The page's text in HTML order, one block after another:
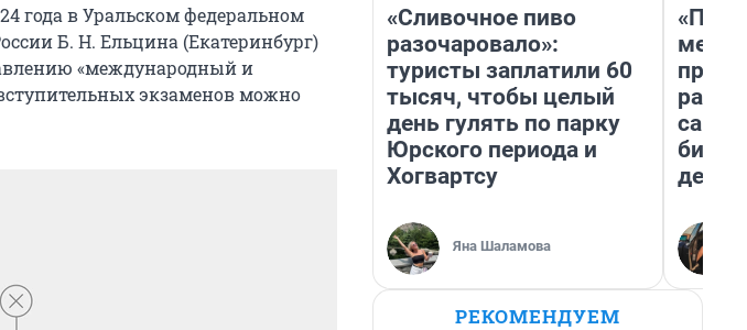
года в Уральском федеральном
Б. Н. Ельцина (Екатеринбург)
«международный и
экзаменов можно
«Сливочное пиво
разочаровало»:
туристы заплатили 60
тысяч, чтобы целый
день гулять по парку
Юрского периода и
Хогвартсу
Яна Шаламова
РЕКОМЕНДУЕМ